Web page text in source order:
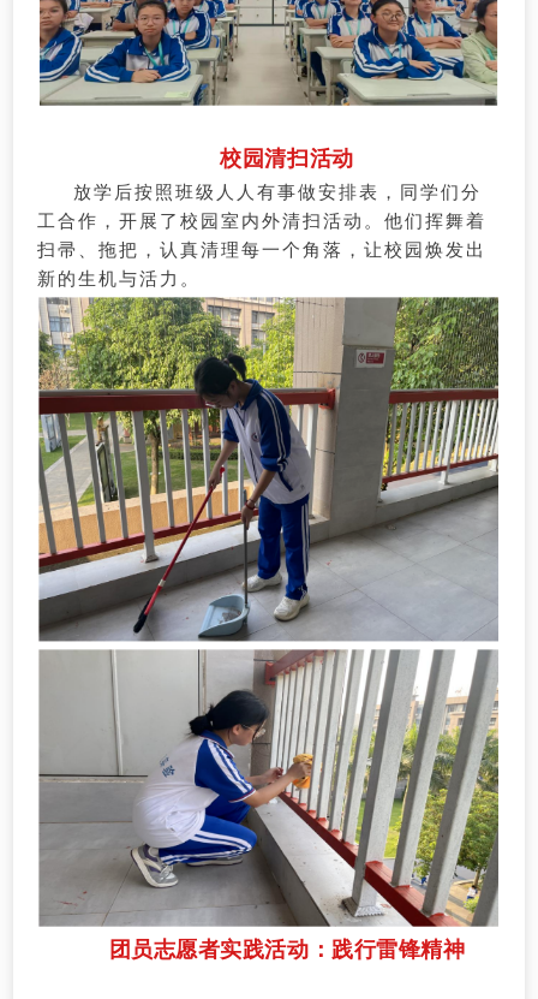
校园清扫活动
放学后按照班级人人有事做安排表，同学们分
工合作，开展了校园室内外清扫活动。他们挥舞着
扫帚、拖把，认真清理每一个角落，让校园焕发出
新的生机与活力。
团员志愿者实践活动：践行雷锋精神